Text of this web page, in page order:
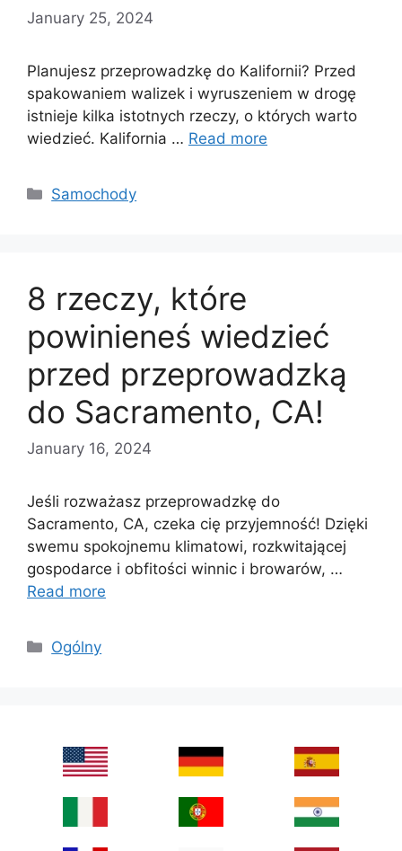
January 25, 2024
Planujesz przeprowadzkę do Kalifornii? Przed
spakowaniem walizek i wyruszeniem w drogę
istnieje kilka istotnych rzeczy, o których warto
wiedzieć. Kalifornia … Read more
Categories
Samochody
8 rzeczy, które
powinieneś wiedzieć
przed przeprowadzką
do Sacramento, CA!
January 16, 2024
Jeśli rozważasz przeprowadzkę do
Sacramento, CA, czeka cię przyjemność! Dzięki
swemu spokojnemu klimatowi, rozkwitającej
gospodarce i obfitości winnic i browarów, …
Read more
Categories
Ogólny